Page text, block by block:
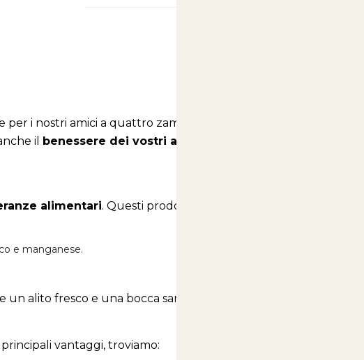
i nostri amici a quattro zampe: gli
il benessere dei vostri animali
alimentari. Questi prodotti sono:
e manganese.
alito fresco e una bocca sana.
vantaggi, troviamo: